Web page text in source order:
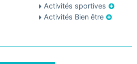
Activités sportives
Activités Bien être